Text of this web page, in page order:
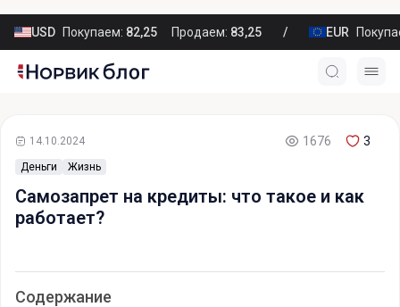
USD Покупаем: 82,25 Продаем: 83,25 EUR
Деньги Жизнь
14.10.2024 1676 3
Самозапрет на кредиты: что такое и как
работает?
Содержание